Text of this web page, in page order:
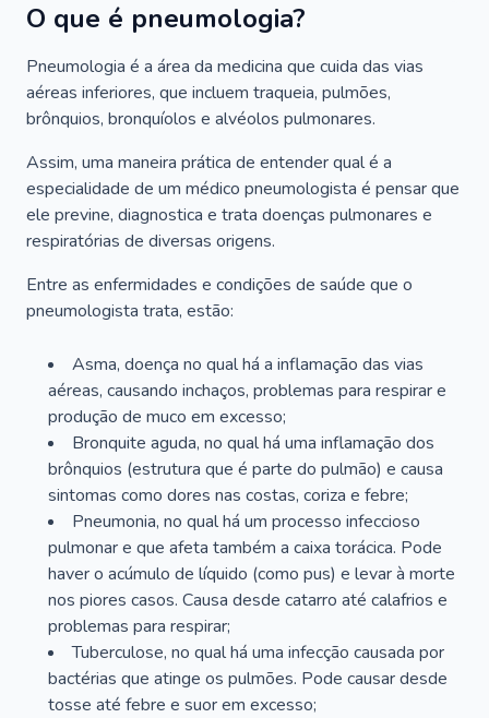
O que é pneumologia?
Pneumologia é a área da medicina que cuida das vias
aéreas inferiores, que incluem traqueia, pulmões,
brônquios, bronquíolos e alvéolos pulmonares.
Assim, uma maneira prática de entender qual é a
especialidade de um médico pneumologista é pensar que
ele previne, diagnostica e trata doenças pulmonares e
respiratórias de diversas origens.
Entre as enfermidades e condições de saúde que o
pneumologista trata, estão:
Asma, doença no qual há a inflamação das vias
aéreas, causando inchaços, problemas para respirar e
produção de muco em excesso;
Bronquite aguda, no qual há uma inflamação dos
brônquios (estrutura que é parte do pulmão) e causa
sintomas como dores nas costas, coriza e febre;
Pneumonia, no qual há um processo infeccioso
pulmonar e que afeta também a caixa torácica. Pode
haver o acúmulo de líquido (como pus) e levar à morte
nos piores casos. Causa desde catarro até calafrios e
problemas para respirar;
Tuberculose, no qual há uma infecção causada por
bactérias que atinge os pulmões. Pode causar desde
tosse até febre e suor em excesso;